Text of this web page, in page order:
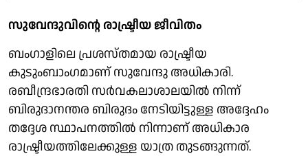
സുവേന്ദുവിന്റെ രാഷ്ട്രീയ ജീവിതം
ബംഗാളിലെ പ്രശസ്തമായ രാഷ്ട്രീയ
കുടുംബാംഗമാണ് സുവേന്ദു അധികാരി.
രബീന്ദ്രഭാരതി സര്‍വകലാശാലയില്‍ നിന്ന്
ബിരുദാനന്തര ബിരുദം നേടിയിട്ടുള്ള അദ്ദേഹം
തദ്ദേശ സ്ഥാപനത്തില്‍ നിന്നാണ് അധികാര
രാഷ്ട്രീയത്തിലേക്കുള്ള യാത്ര തുടങ്ങുന്നത്.